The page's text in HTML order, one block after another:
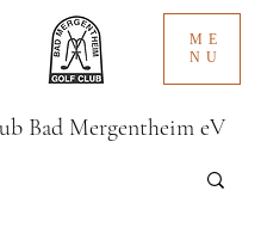
ME
NU
Bad Mergentheim eV